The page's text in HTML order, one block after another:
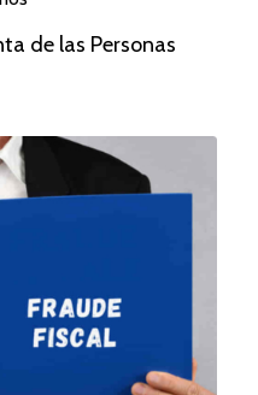
de las Personas